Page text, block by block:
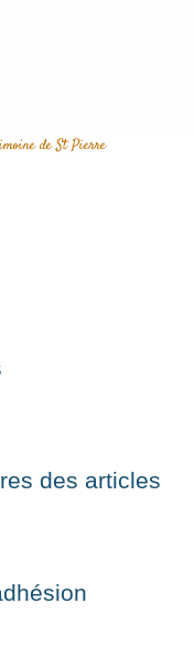
de St Pierre
des articles